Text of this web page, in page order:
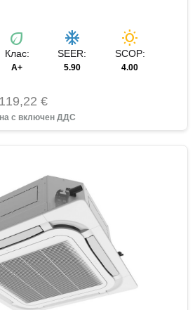
eco
Клас:
А+
ac_unit
SEER:
5.90
wb_sunny
SCOP:
4.00
€